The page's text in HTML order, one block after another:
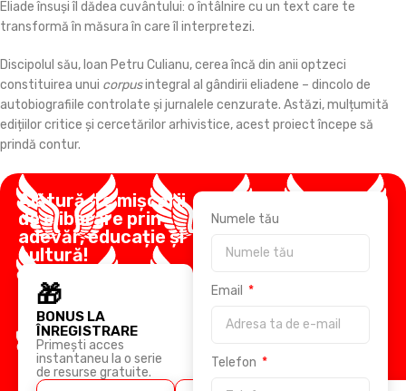
Eliade însuși îl dădea cuvântului: o întâlnire cu un text care te
transformă în măsura în care îl interpretezi.
Discipolul său, Ioan Petru Culianu, cerea încă din anii optzeci
constituirea unui corpusintegral al gândirii eliadene – dincolo de
autobiografiile controlate și jurnalele cenzurate. Astăzi, mulțumită
edițiilor critice și cercetărilor arhivistice, acest proiect începe să
prindă contur.
Alătură-te mișcării
de eliberare prin
adevăr, educație și
cultură!
🎁
BONUS LA
ÎNREGISTRARE
Primești acces
instantaneu la o serie
de resurse gratuite.
Numele tău
Email
Telefon